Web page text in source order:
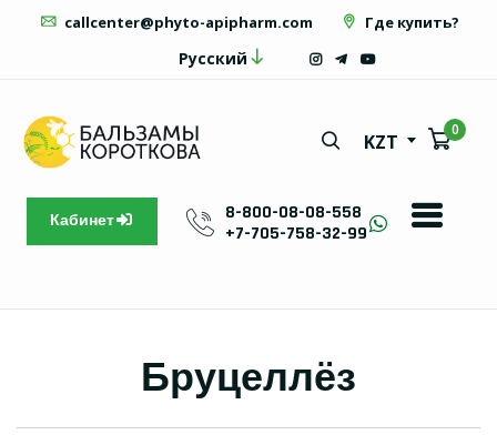
callcenter@phyto-apipharm.com Где купить?
Русский
KZT
0
Кабинет
8-800-08-08-558
+7-705-758-32-99
Бруцеллёз